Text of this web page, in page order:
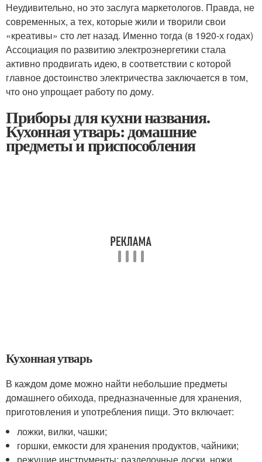
Неудивительно, но это заслуга маркетологов. Правда, не
современных, а тех, которые жили и творили свои
«креативы» сто лет назад. Именно тогда (в 1920-х годах)
Ассоциация по развитию электроэнергетики стала
активно продвигать идею, в соответствии с которой
главное достоинство электричества заключается в том,
что оно упрощает работу по дому.
Приборы для кухни названия.
Кухонная утварь: домашние
предметы и приспособления
Кухонная утварь
В каждом доме можно найти небольшие предметы
домашнего обихода, предназначенные для хранения,
приготовления и употребления пищи. Это включает:
ложки, вилки, чашки;
горшки, емкости для хранения продуктов, чайники;